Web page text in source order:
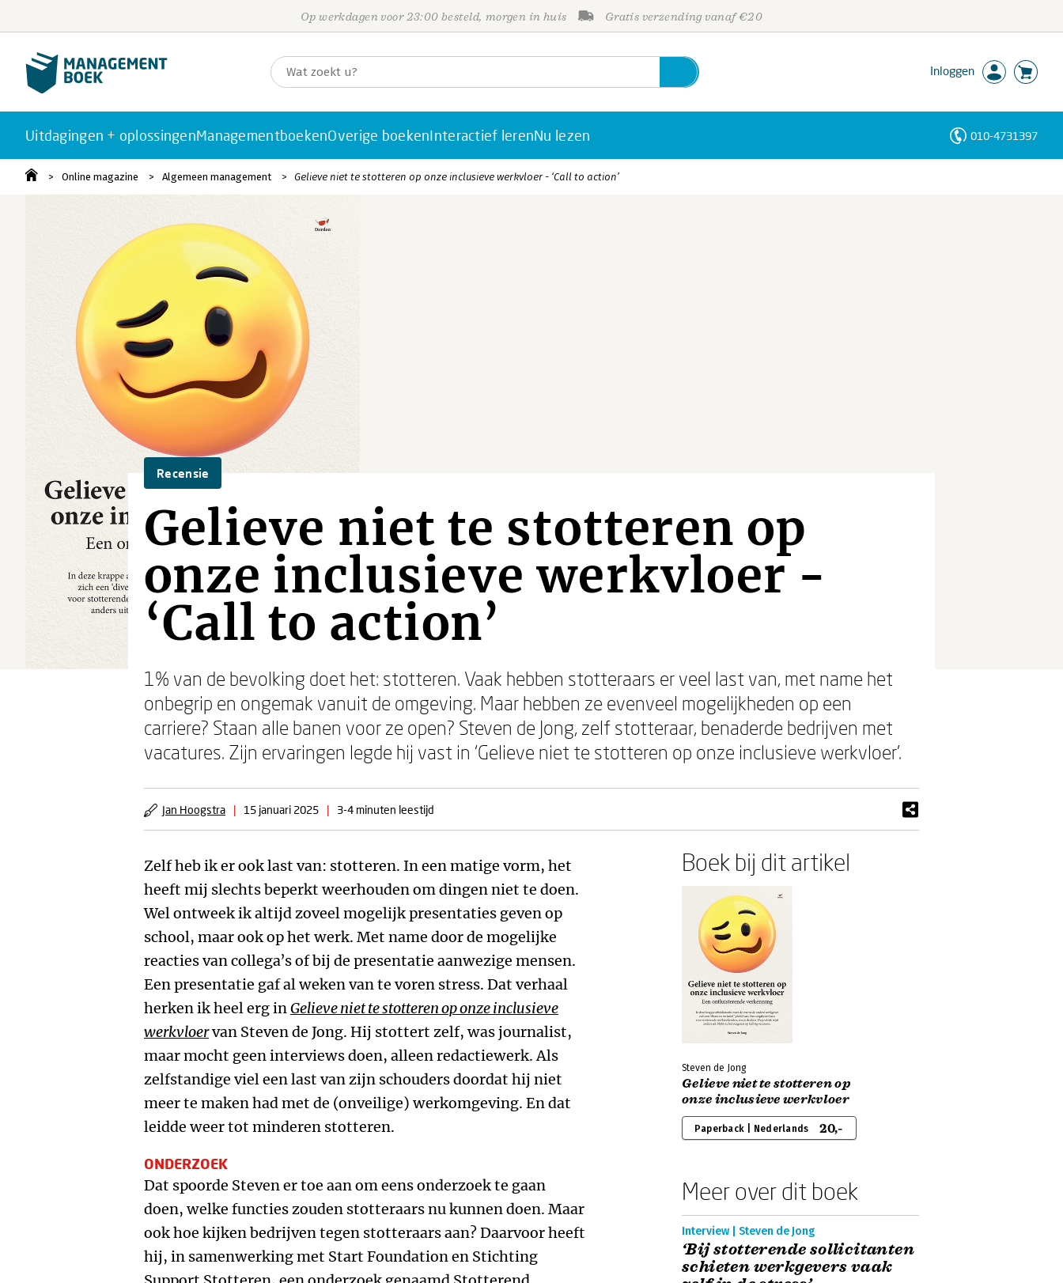
Op werkdagen voor 23:00 besteld, morgen in huis Gratis verzending vanaf €20
Inloggen
Uitdagingen + oplossingenManagementboekenOverige boekenInteractief lerenNu lezen 010-4731397
Online magazine Algemeen management Gelieve niet te stotteren op onze inclusieve werkvloer - ‘Call to action’
Recensie
Gelieve niet te stotteren op
onze inclusieve werkvloer -
‘Call to action’
1% van de bevolking doet het: stotteren. Vaak hebben stotteraars er veel last van, met name het
onbegrip en ongemak vanuit de omgeving. Maar hebben ze evenveel mogelijkheden op een
carriere? Staan alle banen voor ze open? Steven de Jong, zelf stotteraar, benaderde bedrijven met
vacatures. Zijn ervaringen legde hij vast in ‘Gelieve niet te stotteren op onze inclusieve werkvloer’.
Jan Hoogstra | 15 januari 2025 | 3-4 minuten leestijd
Zelf heb ik er ook last van: stotteren. In een matige vorm, het
heeft mij slechts beperkt weerhouden om dingen niet te doen.
Wel ontweek ik altijd zoveel mogelijk presentaties geven op
school, maar ook op het werk. Met name door de mogelijke
reacties van collega’s of bij de presentatie aanwezige mensen.
Een presentatie gaf al weken van te voren stress. Dat verhaal
herken ik heel erg inGelieve niet te stotteren op onze inclusieve
werkvloervan Steven de Jong. Hij stottert zelf, was journalist,
maar mocht geen interviews doen, alleen redactiewerk. Als
zelfstandige viel een last van zijn schouders doordat hij niet
meer te maken had met de (onveilige) werkomgeving. En dat
leidde weer tot minderen stotteren.
ONDERZOEK
Dat spoorde Steven er toe aan om eens onderzoek te gaan
doen, welke functies zouden stotteraars nu kunnen doen. Maar
ook hoe kijken bedrijven tegen stotteraars aan? Daarvoor heeft
hij, in samenwerking met Start Foundation en Stichting
Boek bij dit artikel
Steven de Jong
Gelieve niet te stotteren op
onze inclusieve werkvloer
Paperback | Nederlands 20,-
Meer over dit boek
Interview | Steven de Jong
‘Bij stotterende sollicitanten
schieten werkgevers vaak
Personen